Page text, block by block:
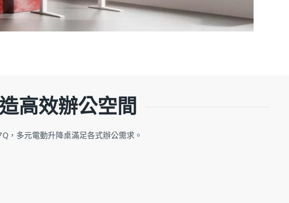
高效辦公空間
，多元電動升降桌滿足各式辦公需求。